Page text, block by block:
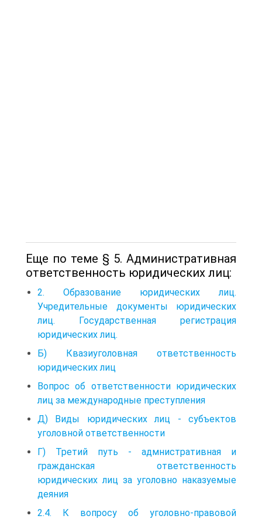
Еще по теме § 5. Административная
ответственность юридических лиц:
2. Образование юридических лиц.
Учредительные документы юридических
лиц. Государственная регистрация
юридических лиц.
Б) Квазиуголовная ответственность
юридических лиц
Вопрос об ответственности юридических
лиц за международные преступления
Д) Виды юридических лиц - субъектов
уголовной ответственности
Г) Третий путь - адмнистративная и
гражданская ответственность
юридических лиц за уголовно наказуемые
деяния
2.4. К вопросу об уголовно-правовой